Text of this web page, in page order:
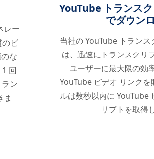
レー
のビ
な
回
ン
ま
YouTube トランス
でダウン
当社の YouTube トラン
は、迅速にトランスクリ
ユーザーに最大限の効
YouTube ビデオ リンクを
ルは数秒以内に YouTube
リプトを取得